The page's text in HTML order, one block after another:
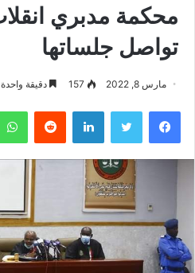
تواصل جلساتها
مارس 8, 2022 157 دقيقة واحدة
فيسبوك تويتر لينكدإن